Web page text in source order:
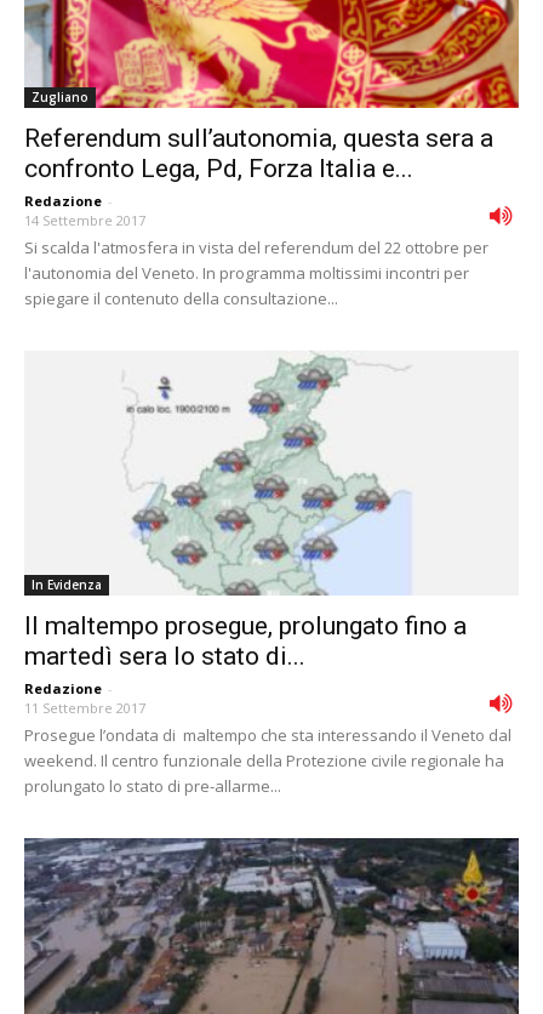
Zugliano
Referendum sull’autonomia, questa sera a
confronto Lega, Pd, Forza Italia e...
Redazione -
14 Settembre 2017
Si scalda l'atmosfera in vista del referendum del 22 ottobre per
l'autonomia del Veneto. In programma moltissimi incontri per
spiegare il contenuto della consultazione...
In Evidenza
Il maltempo prosegue, prolungato fino a
martedì sera lo stato di...
Redazione -
11 Settembre 2017
Prosegue l’ondata di maltempo che sta interessando il Veneto dal
weekend. Il centro funzionale della Protezione civile regionale ha
prolungato lo stato di pre-allarme...